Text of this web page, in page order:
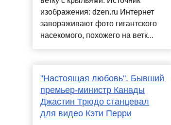
изображения: dzen.ru Интернет
завораживают фото гигантского
насекомого, похожего на ветк...
"Настоящая любовь". Бывший
премьер-министр Канады
Джастин Трюдо станцевал
для видео Кэти Перри